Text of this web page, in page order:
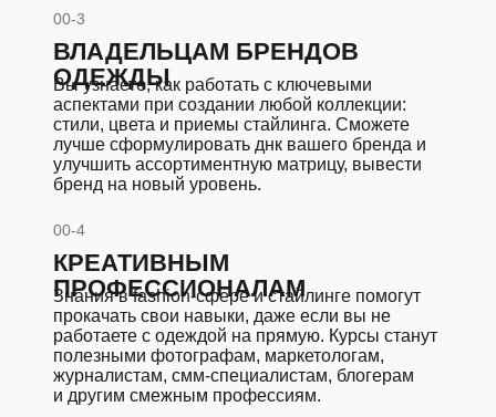
00-4
КРЕАТИВНЫМ
ПРОФЕССИОНАЛАМ
Знания в fashion-сфере и стайлинге помогут
прокачать свои навыки, даже если вы не
работаете с одеждой на прямую. Курсы станут
полезными фотографам, маркетологам,
журналистам, смм-специалистам, блогерам
и другим смежным профессиям.
00-3
ВЛАДЕЛЬЦАМ БРЕНДОВ
ОДЕЖДЫ
Вы узнаете, как работать с ключевыми
аспектами при создании любой коллекции:
стили, цвета и приемы стайлинга. Сможете
лучше сформулировать днк вашего бренда и
улучшить ассортиментную матрицу, вывести
бренд на новый уровень.